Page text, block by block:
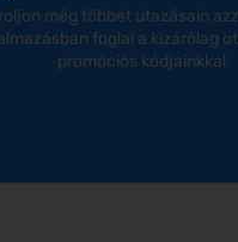
még többet utazásain
foglal a kizárólag
promóciós kódjainkkal.